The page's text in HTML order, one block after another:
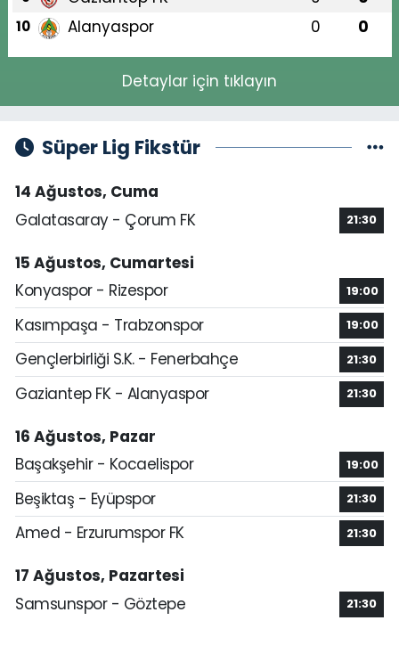
10 Alanyaspor 0 0
Detaylar için tıklayın
Süper Lig Fikstür
14 Ağustos, Cuma
Galatasaray - Çorum FK
21:30
15 Ağustos, Cumartesi
Konyaspor - Rizespor
19:00
Kasımpaşa - Trabzonspor 19:00
Gençlerbirliği S.K. - Fenerbahçe 21:30
Gaziantep FK - Alanyaspor 21:30
16 Ağustos, Pazar
Başakşehir - Kocaelispor
19:00
Beşiktaş - Eyüpspor 21:30
Amed - Erzurumspor FK 21:30
17 Ağustos, Pazartesi
Samsunspor - Göztepe
21:30